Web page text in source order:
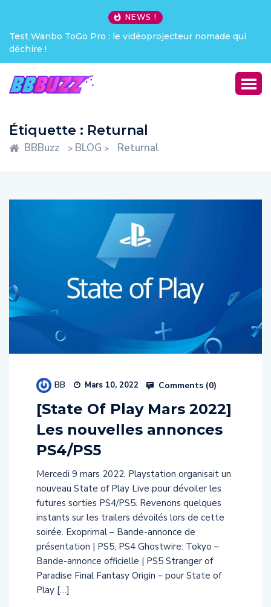
NEWS !
Test Wanbo ToGo Pro : le vidéoprojecteur nomade qui
déchire !
Étiquette : Returnal
BBBuzz > BLOG > Returnal
BB Mars 10, 2022 Comments (0)
[State Of Play Mars 2022]
Les nouvelles annonces
PS4/PS5
Mercedi 9 mars 2022, Playstation organisait un
nouveau State of Play Live pour dévoiler les
futures sorties PS4/PS5. Revenons quelques
instants sur les trailers dévoilés lors de cette
soirée. Exoprimal – Bande-annonce de
présentation | PS5, PS4 Ghostwire: Tokyo –
Bande-annonce officielle | PS5 Stranger of
Paradise Final Fantasy Origin – pour State of
Play […]